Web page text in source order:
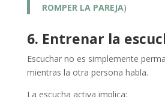
ROMPER LA PAREJA)
6. Entrenar la
Escuchar no es simplemente
mientras la otra persona habla.
La escucha activa implica: